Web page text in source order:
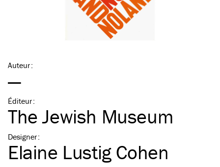
Auteur:
—
Éditeur:
The Jewish Museum
Designer:
Elaine Lustig Cohen